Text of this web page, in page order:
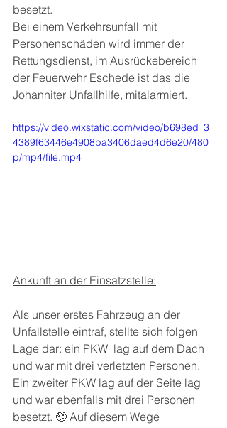
besetzt.
Bei einem Verkehrsunfall mit
Personenschäden wird immer der
Rettungsdienst, im Ausrückebereich
der Feuerwehr Eschede ist das die
Johanniter Unfallhilfe, mitalarmiert.
https://video.wixstatic.com/video/b698ed_3
4389f63446e4908ba3406daed4d6e20/480
p/mp4/file.mp4
Ankunft an der Einsatzstelle:
Als unser erstes Fahrzeug an der
Unfallstelle eintraf, stellte sich folgen
Lage dar: ein PKW  lag auf dem Dach
und war mit drei verletzten Personen.
Ein zweiter PKW lag auf der Seite lag
und war ebenfalls mit drei Personen
besetzt. 🤕 Auf diesem Wege